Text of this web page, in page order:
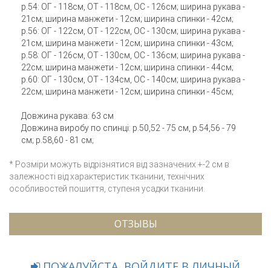
р.54: ОГ - 118см, ОТ - 118см, ОС - 126см; ширина рукава -
21см; ширина манжети - 12см; ширина спинки - 42см;
р.56: ОГ - 122см, ОТ - 122см, ОС - 130см; ширина рукава -
21см; ширина манжети - 12см; ширина спинки - 43см;
р.58: ОГ - 126см, ОТ - 130см, ОС - 136см; ширина рукава -
22см; ширина манжети - 12см; ширина спинки - 44см;
р.60: ОГ - 130см, ОТ - 134см, ОС - 140см; ширина рукава -
22см; ширина манжети - 12см; ширина спинки - 45см;
Довжина рукава: 63 см
Довжина виробу по спинці: р.50,52 - 75 см, р.54,56 - 79
см; р.58,60 - 81 см;
* Розміри можуть відрізнятися від зазначених +-2 см в
залежності від характеристик тканини, технічних
особливостей пошиття, ступеня усадки тканини.
ОТЗЫВЫ